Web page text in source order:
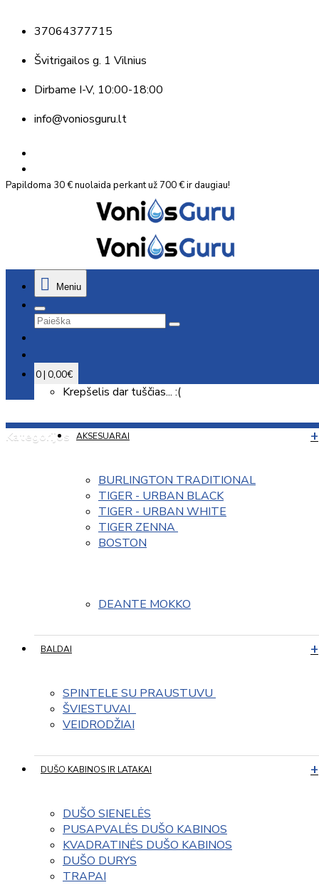
37064377715
Švitrigailos g. 1 Vilnius
Dirbame I-V, 10:00-18:00
info@voniosguru.lt
Papildoma 30 € nuolaida perkant už 700 € ir daugiau!
Meniu
0 | 0,00€
Krepšelis dar tuščias... :(
Kategorijos AKSESUARAI
BURLINGTON TRADITIONAL
TIGER - URBAN BLACK
TIGER - URBAN WHITE
TIGER ZENNA
BOSTON
DEANTE MOKKO
BALDAI
SPINTELE SU PRAUSTUVU
ŠVIESTUVAI
VEIDRODŽIAI
DUŠO KABINOS IR LATAKAI
DUŠO SIENELĖS
PUSAPVALĖS DUŠO KABINOS
KVADRATINĖS DUŠO KABINOS
DUŠO DURYS
TRAPAI